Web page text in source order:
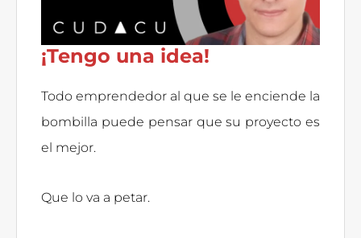
¡Tengo una idea!
Todo emprendedor al que se le enciende la
bombilla puede pensar que su proyecto es
el mejor.
Que lo va a petar.